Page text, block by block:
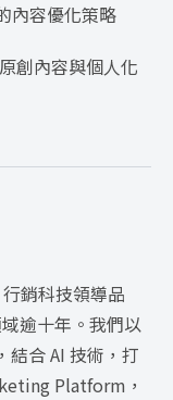
內容優化策略
創內容與個人化
銷科技領導品
逾十年。我們以
結合 AI 技術，打
Platform，